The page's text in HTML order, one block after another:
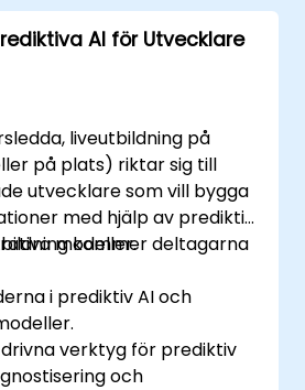
AI för Utvecklare
liveutbildning på
på plats) riktar sig till
utvecklare som vill bygga
med hjälp av prediktiv
modeller.
kommer deltagarna
i prediktiv AI och
verktyg för prediktiv
och